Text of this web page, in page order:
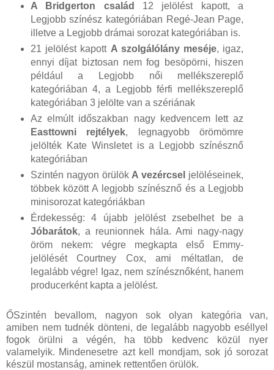
A Bridgerton család
12 jelölést kapott, a
Legjobb színész kategóriában Regé-Jean Page,
illetve a Legjobb drámai sorozat kategóriában is.
21 jelölést kapott A szolgálólány meséje, igaz,
ennyi díjat biztosan nem fog besöpörni, hiszen
például a Legjobb női mellékszereplő
kategóriában 4, a Legjobb férfi mellékszereplő
kategóriában 3 jelölte van a szériának
Az elmúlt időszakban nagy kedvencem lett az
Easttowni rejtélyek, legnagyobb örömömre
jelölték Kate Winsletet is a Legjobb színésznő
kategóriában
Szintén nagyon örülök A vezércsel jelöléseinek,
többek között A legjobb színésznő és a Legjobb
minisorozat kategóriákban
Érdekesség: 4 újabb jelölést zsebelhet be a
Jóbarátok, a reunionnek hála. Ami nagy-nagy
öröm nekem: végre megkapta első Emmy-
jelölését Courtney Cox, ami méltatlan, de
legalább végre! Igaz, nem színésznőként, hanem
producerként kapta a jelölést.
ŐSzintén bevallom, nagyon sok olyan kategória van,
amiben nem tudnék dönteni, de legalább nagyobb eséllyel
fogok örülni a végén, ha több kedvenc közül nyer
valamelyik. Mindenesetre azt kell mondjam, sok jó sorozat
készül mostanság, aminek rettentően örülök.